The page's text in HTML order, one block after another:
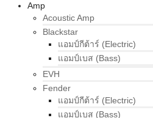
Amp
Acoustic Amp
Blackstar
แอมป์กีต้าร์ (Electric)
แอมป์เบส (Bass)
EVH
Fender
แอมป์กีต้าร์ (Electric)
แอมป์เบส (Bass)